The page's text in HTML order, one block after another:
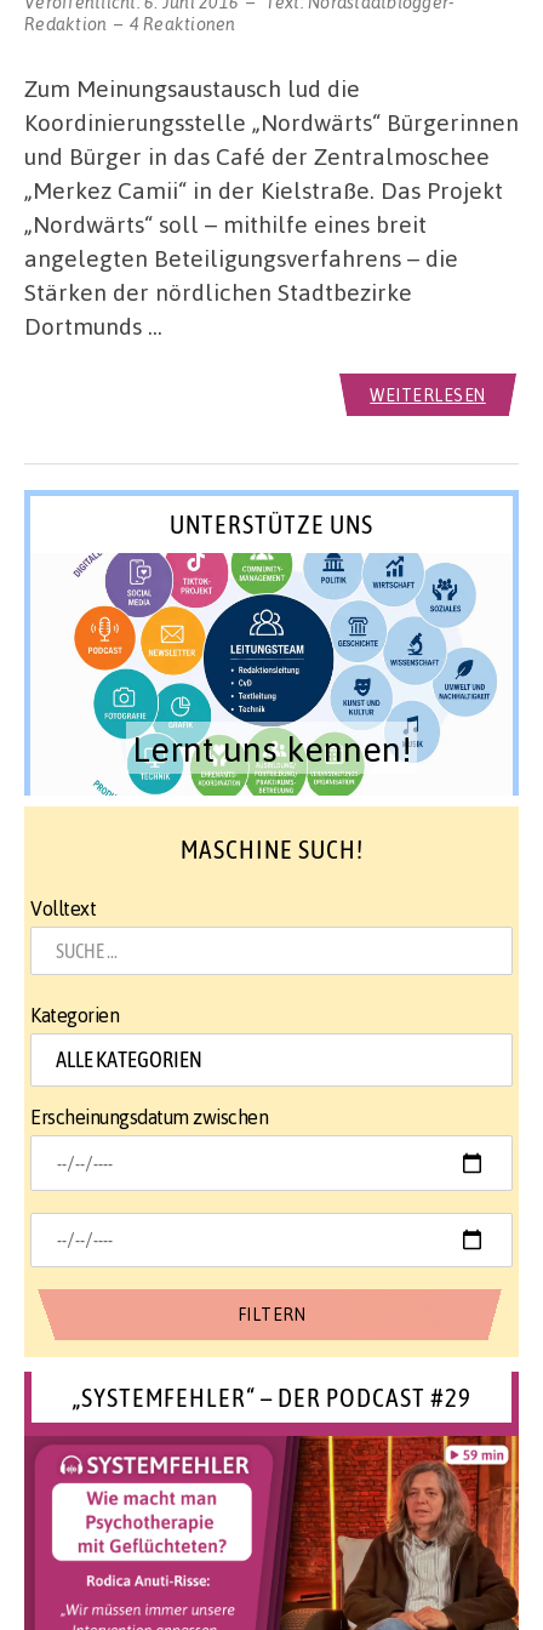
Redaktion
4 Reaktionen
Zum Meinungsaustausch lud die
Koordinierungsstelle „Nordwärts“ Bürgerinnen
und Bürger in das Café der Zentralmoschee
„Merkez Camii“ in der Kielstraße. Das Projekt
„Nordwärts“ soll – mithilfe eines breit
angelegten Beteiligungsverfahrens – die
Stärken der nördlichen Stadtbezirke
Dortmunds …
WEITERLESEN
UNTERSTÜTZE UNS
Lernt uns kennen!
MASCHINE SUCH!
Volltext
Kategorien
Erscheinungsdatum zwischen
„SYSTEMFEHLER“ – DER PODCAST #29